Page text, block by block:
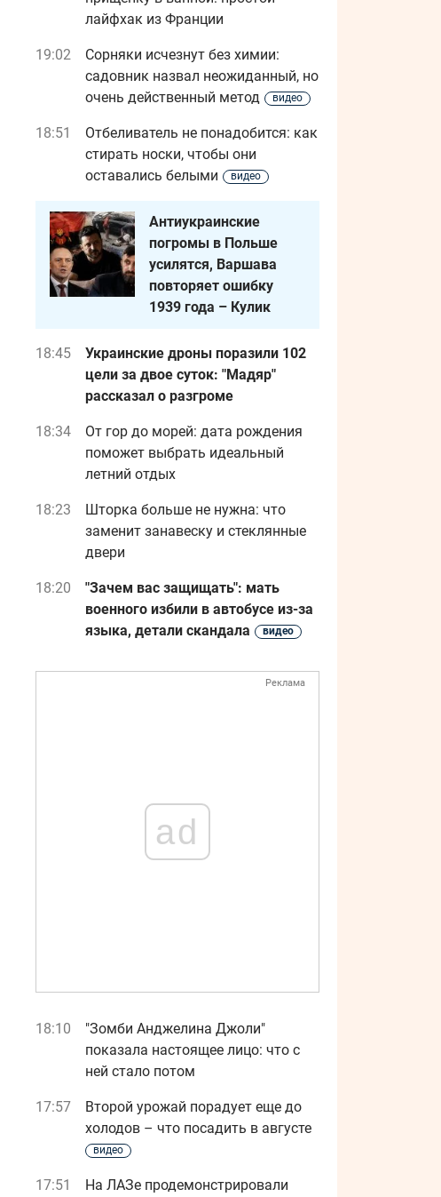
лайфхак из Франции
19:02
Сорняки исчезнут без химии:
садовник назвал неожиданный, но
очень действенный метод
видео
18:51
Отбеливатель не понадобится: как
стирать носки, чтобы они
оставались белыми
видео
Антиукраинские
погромы в Польше
усилятся, Варшава
повторяет ошибку
1939 года – Кулик
18:45
Украинские дроны поразили 102
цели за двое суток: "Мадяр"
рассказал о разгроме
18:34
От гор до морей: дата рождения
поможет выбрать идеальный
летний отдых
18:23
Шторка больше не нужна: что
заменит занавеску и стеклянные
двери
18:20
"Зачем вас защищать": мать
военного избили в автобусе из-за
языка, детали скандала
видео
Реклама
ad
18:10
"Зомби Анджелина Джоли"
показала настоящее лицо: что с
ней стало потом
17:57
Второй урожай порадует еще до
холодов – что посадить в августе
видео
17:51 На ЛАЗе продемонстрировали